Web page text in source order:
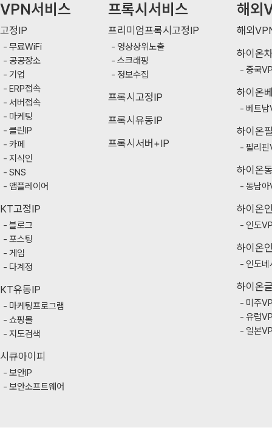
VPN서비스
고정IP
무료WiFi
공공장소
기업
ERP접속
서버접속
마케팅
클린IP
카페
지식인
SNS
앱플레이어
KT고정IP
블로그
포스팅
게임
다계정
KT유동IP
마케팅프로그램
쇼핑몰
지도검색
시큐아이피
보안IP
보안소프트웨어
프록시서비스
프리미엄프록시고정IP
영상상위노출
스크래핑
정보수집
프록시고정IP
프록시유동IP
프록시서버+IP
해외
해외
하이온
중국
하이온
베트
하이온
필리
하이온
동남
하이온
인도
하이온
인도
하이온
미주
유럽
일본